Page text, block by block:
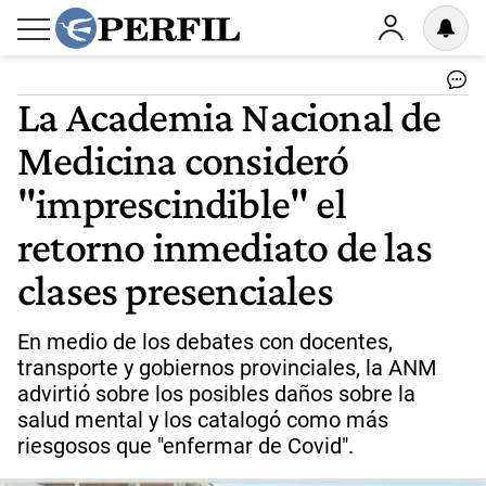
La Academia Nacional de
Medicina consideró
"imprescindible" el
retorno inmediato de las
clases presenciales
En medio de los debates con docentes,
transporte y gobiernos provinciales, la ANM
advirtió sobre los posibles daños sobre la
salud mental y los catalogó como más
riesgosos que "enfermar de Covid".